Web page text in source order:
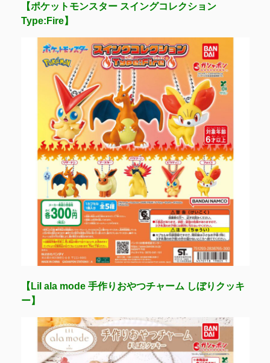
【ポケットモンスター スイングコレクション
Type:Fire】
【Lil ala mode 手作りおやつチャーム しぼりクッキ
ー】